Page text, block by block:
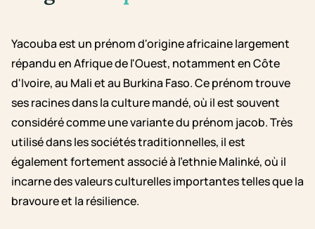
Yacouba est un prénom d'origine africaine largement
répandu en Afrique de l'Ouest, notamment en Côte
d'Ivoire, au Mali et au Burkina Faso. Ce prénom trouve
ses racines dans la culture mandé, où il est souvent
considéré comme une variante du prénom jacob. Très
utilisé dans les sociétés traditionnelles, il est
également fortement associé à l'ethnie Malinké, où il
incarne des valeurs culturelles importantes telles que la
bravoure et la résilience.